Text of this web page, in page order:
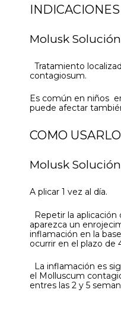
INDICACIONES
Molusk
Tratamiento
contagiosum.
Es común en niños
puede afectar
COMO USARLO
Molusk
A plicar 1 vez al día.
Repetir la
aparezca un
inflamación en la
ocurrir en el plazo de
La inflamación es
el Molluscum
entres las 2 y 5